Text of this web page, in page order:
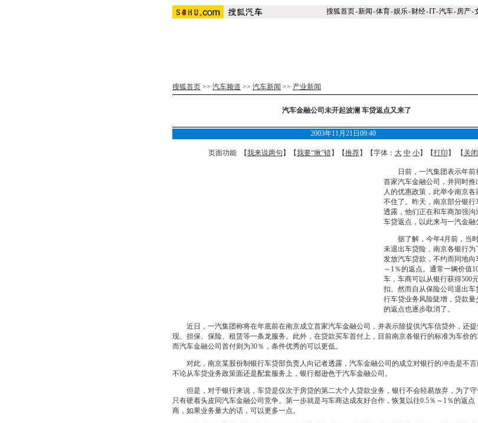
搜狐首页-新闻-体育-娱乐-财经-IT-汽车-房产-
搜狐首页 >> 汽车频道 >> 汽车新闻 >> 产业新闻
汽车金融公司未开起波澜 车贷返点又来了
2003年11月21日09:40
页面功能 【我来说两句 】【我要“揪”错】【推荐】【字体： 大 中 小】【打印 】 【 关闭
日前，一汽集团表示年前
首家汽车金融公司，并同时推
人的优惠政策，此举令南京各
不住了。昨天，南京部分银行
透露，他们正在和车商加强沟
车贷返点，以此来与一汽金融
据了解，今年4月前，当时
未退出车贷险，南京各银行为
发放汽车贷款，不约而同地向
～1％的返点。通常一辆价值
车，车商可以从银行获得500
扣。然而自从保险公司退出车
行车贷业务风险陡增，贷款量
的返点也逐步取消了。
近日，一汽集团称将在年底前在南京成立首家汽车金融公司，并表示除提供汽车信贷外，还提
现、担保、保险、租赁等一条龙服务。此外，在贷款买车首付上，目前南京各银行的标准为车价的
而汽车金融公司首付则为30％，条件优秀的可以更低。
对此，南京某股份制银行车贷部负责人向记者透露，汽车金融公司的成立对银行的冲击是不言
不论从车贷业务政策面还是配套服务上，银行都逊色于汽车金融公司。
但是，对于银行来说，车贷是仅次于房贷的第二大个人贷款业务，银行不会轻易放弃，为了守
只有硬着头皮同汽车金融公司竞争。第一步就是与车商达成友好合作，恢复以往0.5％～1％的返点
商，如果业务量大的话，可以更多一点。